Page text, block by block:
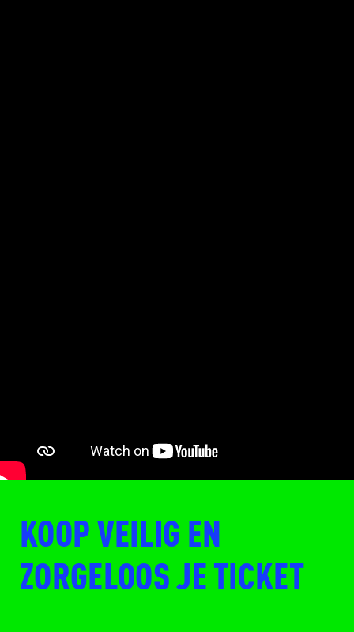
KOOP VEILIG EN
ZORGELOOS JE TICKET